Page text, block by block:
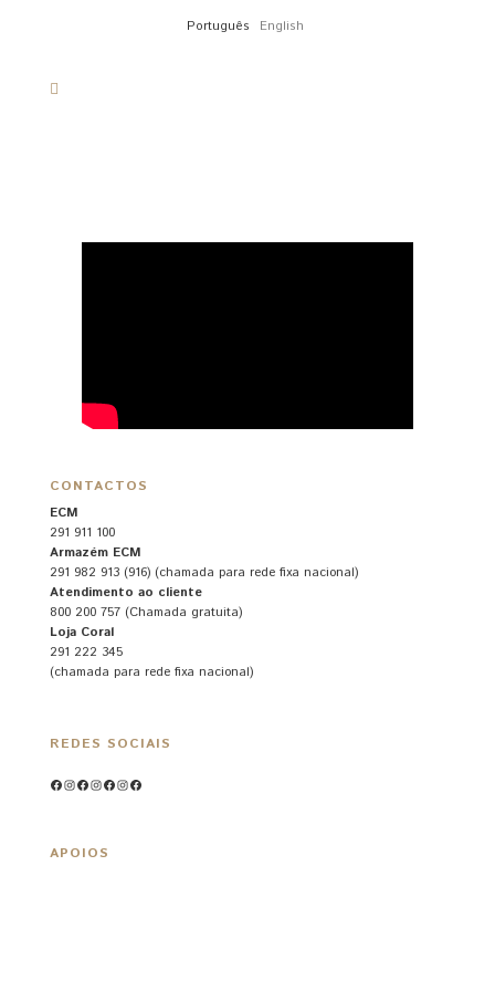
Português English
CONTACTOS
ECM
291 911 100
Armazém ECM
291 982 913 (916) (chamada para rede fixa nacional)
Atendimento ao cliente
800 200 757 (Chamada gratuita)
Loja Coral
291 222 345
(chamada para rede fixa nacional)
REDES SOCIAIS
Facebook
Instagram
Facebook
Instagram
Facebook
Instagram
Facebook
APOIOS